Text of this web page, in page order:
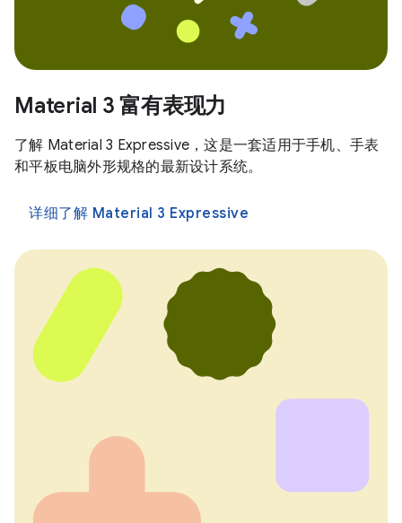
Material 3 富有表现力
了解 Material 3 Expressive，这是一套适用于手机、手表
和平板电脑外形规格的最新设计系统。
详细了解 Material 3 Expressive